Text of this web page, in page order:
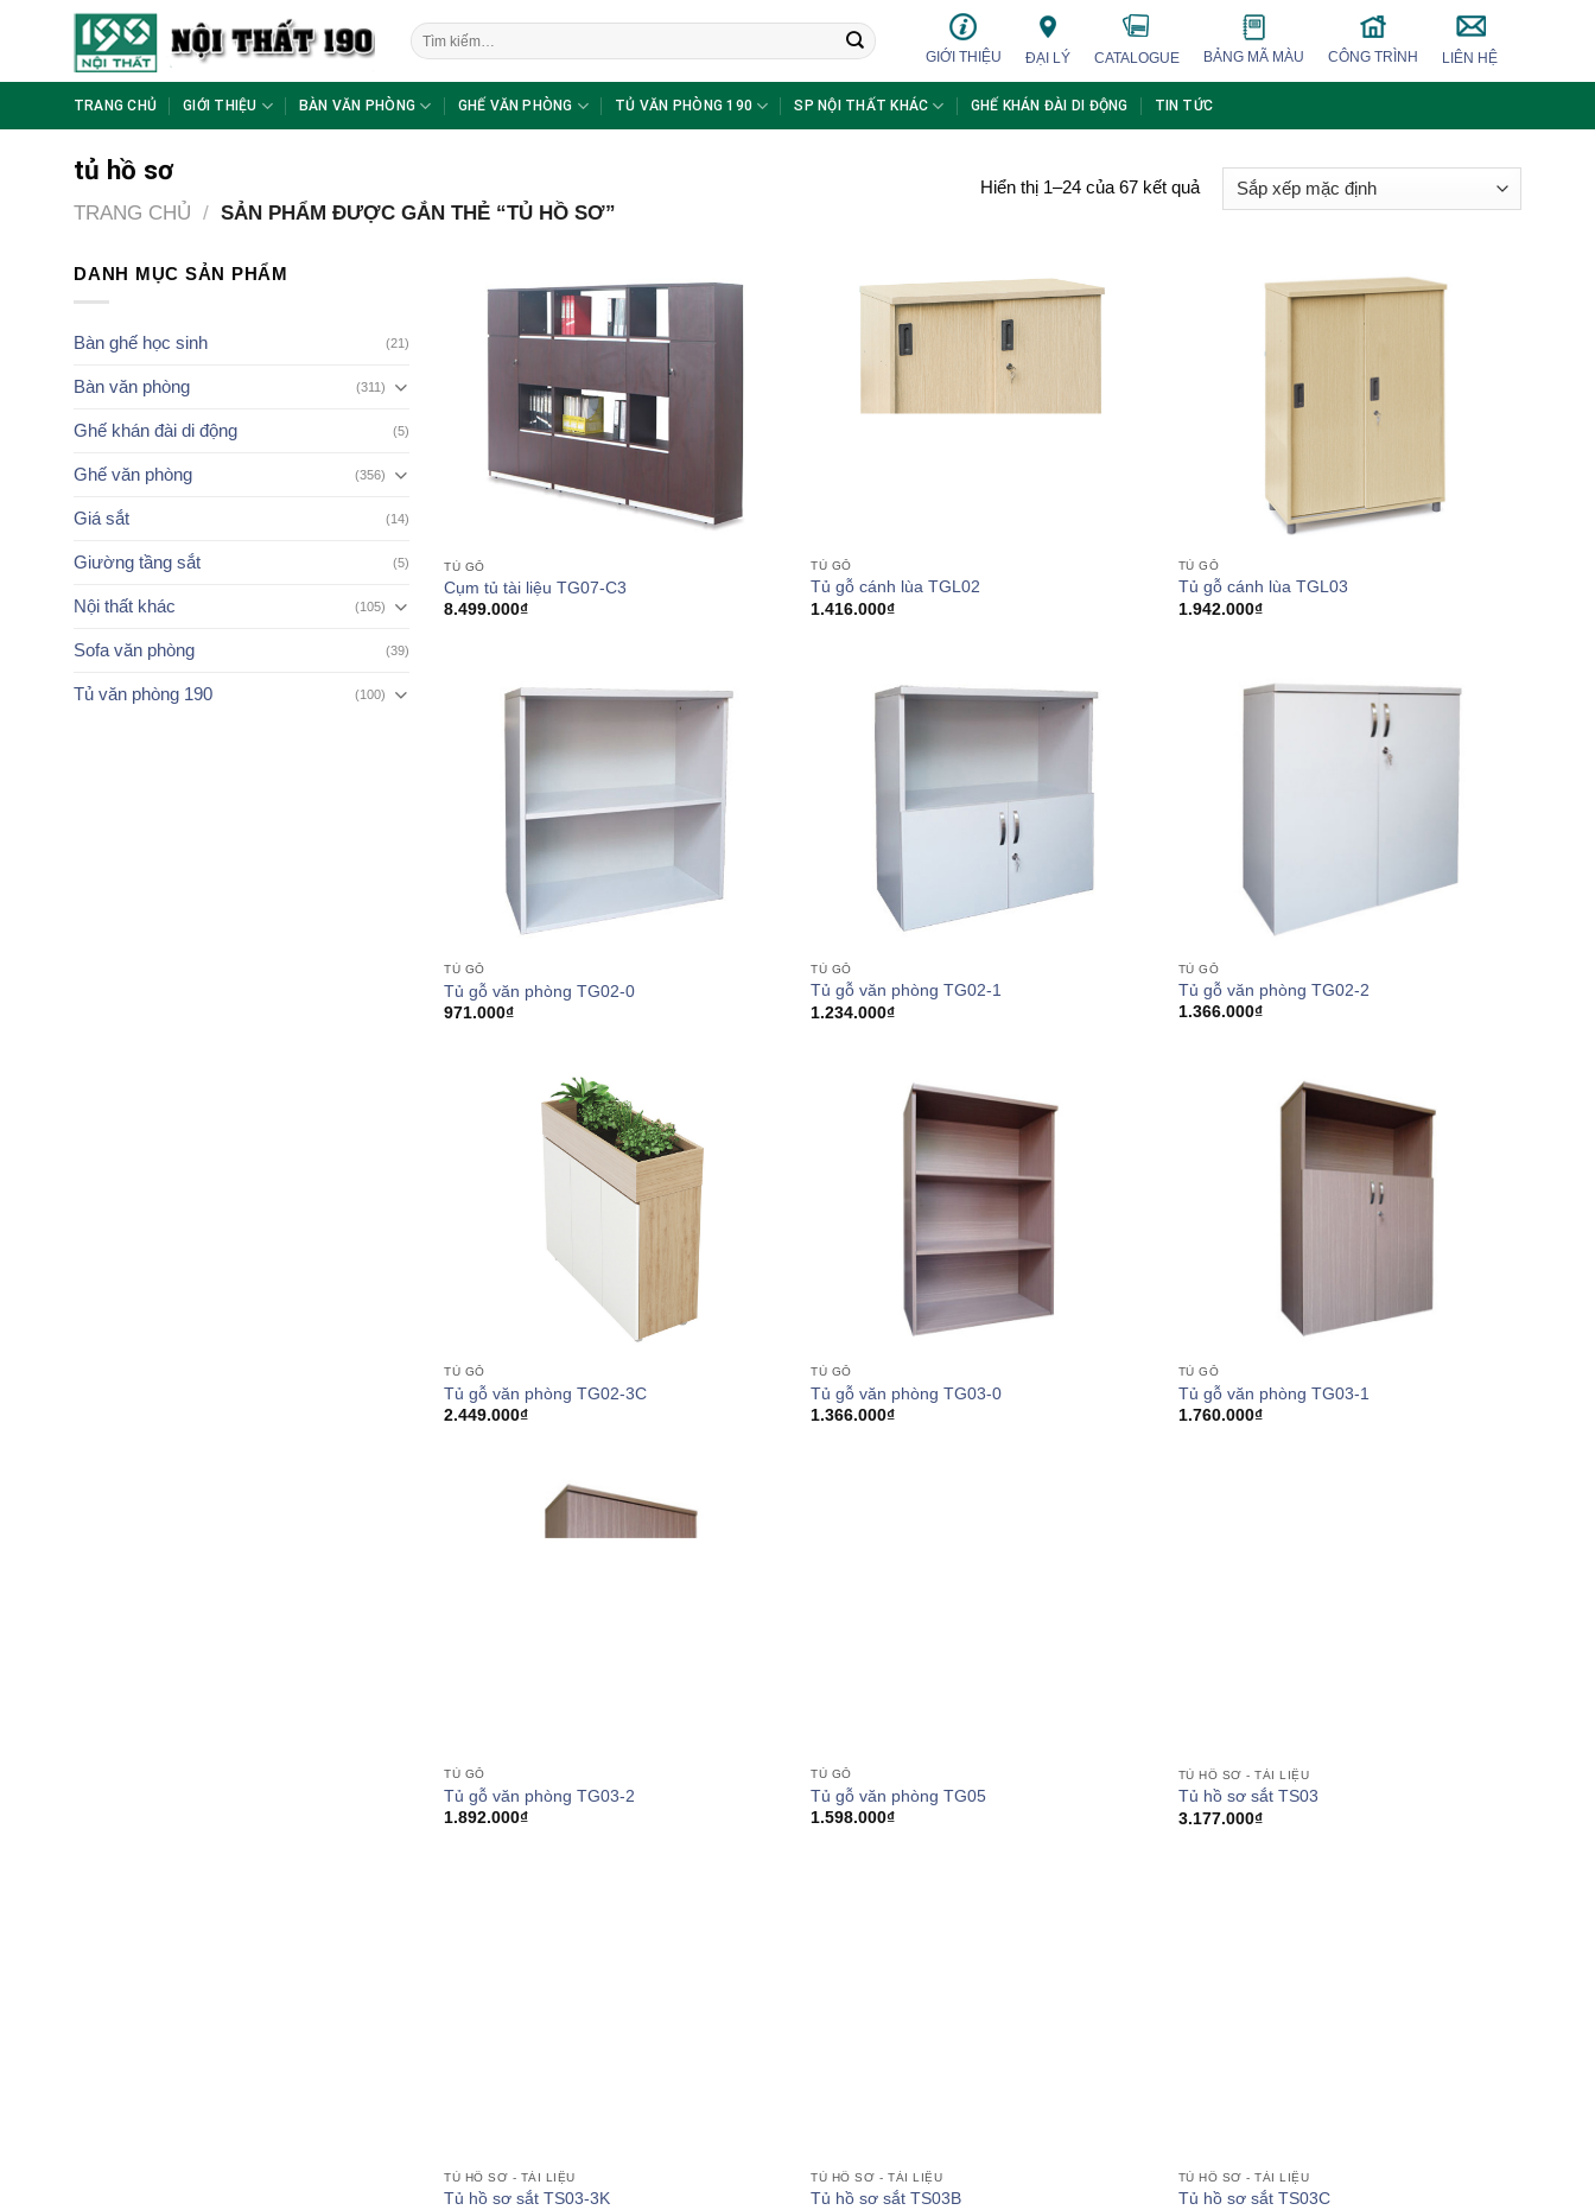
Tìm
kiếm:
GIỚI THIỆU ĐẠI LÝ CATALOGUE BẢNG MÃ MÀU CÔNG TRÌNH LIÊN HỆ
TRANG CHỦ GIỚI THIỆU BÀN VĂN PHÒNG GHẾ VĂN PHÒNG TỦ VĂN PHÒNG 190 SP NỘI THẤT KHÁC GHẾ KHÁN ĐÀI DI ĐỘNG TIN TỨC
tủ hồ sơ
TRANG CHỦ / SẢN PHẨM ĐƯỢC GẮN THẺ “TỦ HỒ SƠ”
Hiển thị 1–24 của 67 kết quả
DANH MỤC SẢN PHẨM
Bàn ghế học sinh (21)
Bàn văn phòng (311)
Ghế khán đài di động (5)
Ghế văn phòng (356)
Giá sắt (14)
Giường tầng sắt (5)
Nội thất khác (105)
Sofa văn phòng (39)
Tủ văn phòng 190 (100)
TỦ GỖ
Cụm tủ tài liệu TG07-C3
8.499.000₫
TỦ GỖ
Tủ gỗ cánh lùa TGL02
1.416.000₫
TỦ GỖ
Tủ gỗ cánh lùa TGL03
1.942.000₫
TỦ GỖ
Tủ gỗ văn phòng TG02-0
971.000₫
TỦ GỖ
Tủ gỗ văn phòng TG02-1
1.234.000₫
TỦ GỖ
Tủ gỗ văn phòng TG02-2
1.366.000₫
TỦ GỖ
Tủ gỗ văn phòng TG02-3C
2.449.000₫
TỦ GỖ
Tủ gỗ văn phòng TG03-0
1.366.000₫
TỦ GỖ
Tủ gỗ văn phòng TG03-1
1.760.000₫
TỦ GỖ
Tủ gỗ văn phòng TG03-2
1.892.000₫
TỦ GỖ
Tủ gỗ văn phòng TG05
1.598.000₫
TỦ HỒ SƠ - TÀI LIỆU
Tủ hồ sơ sắt TS03
3.177.000₫
TỦ HỒ SƠ - TÀI LIỆU
Tủ hồ sơ sắt TS03-3K
TỦ HỒ SƠ - TÀI LIỆU
Tủ hồ sơ sắt TS03B
TỦ HỒ SƠ - TÀI LIỆU
Tủ hồ sơ sắt TS03C